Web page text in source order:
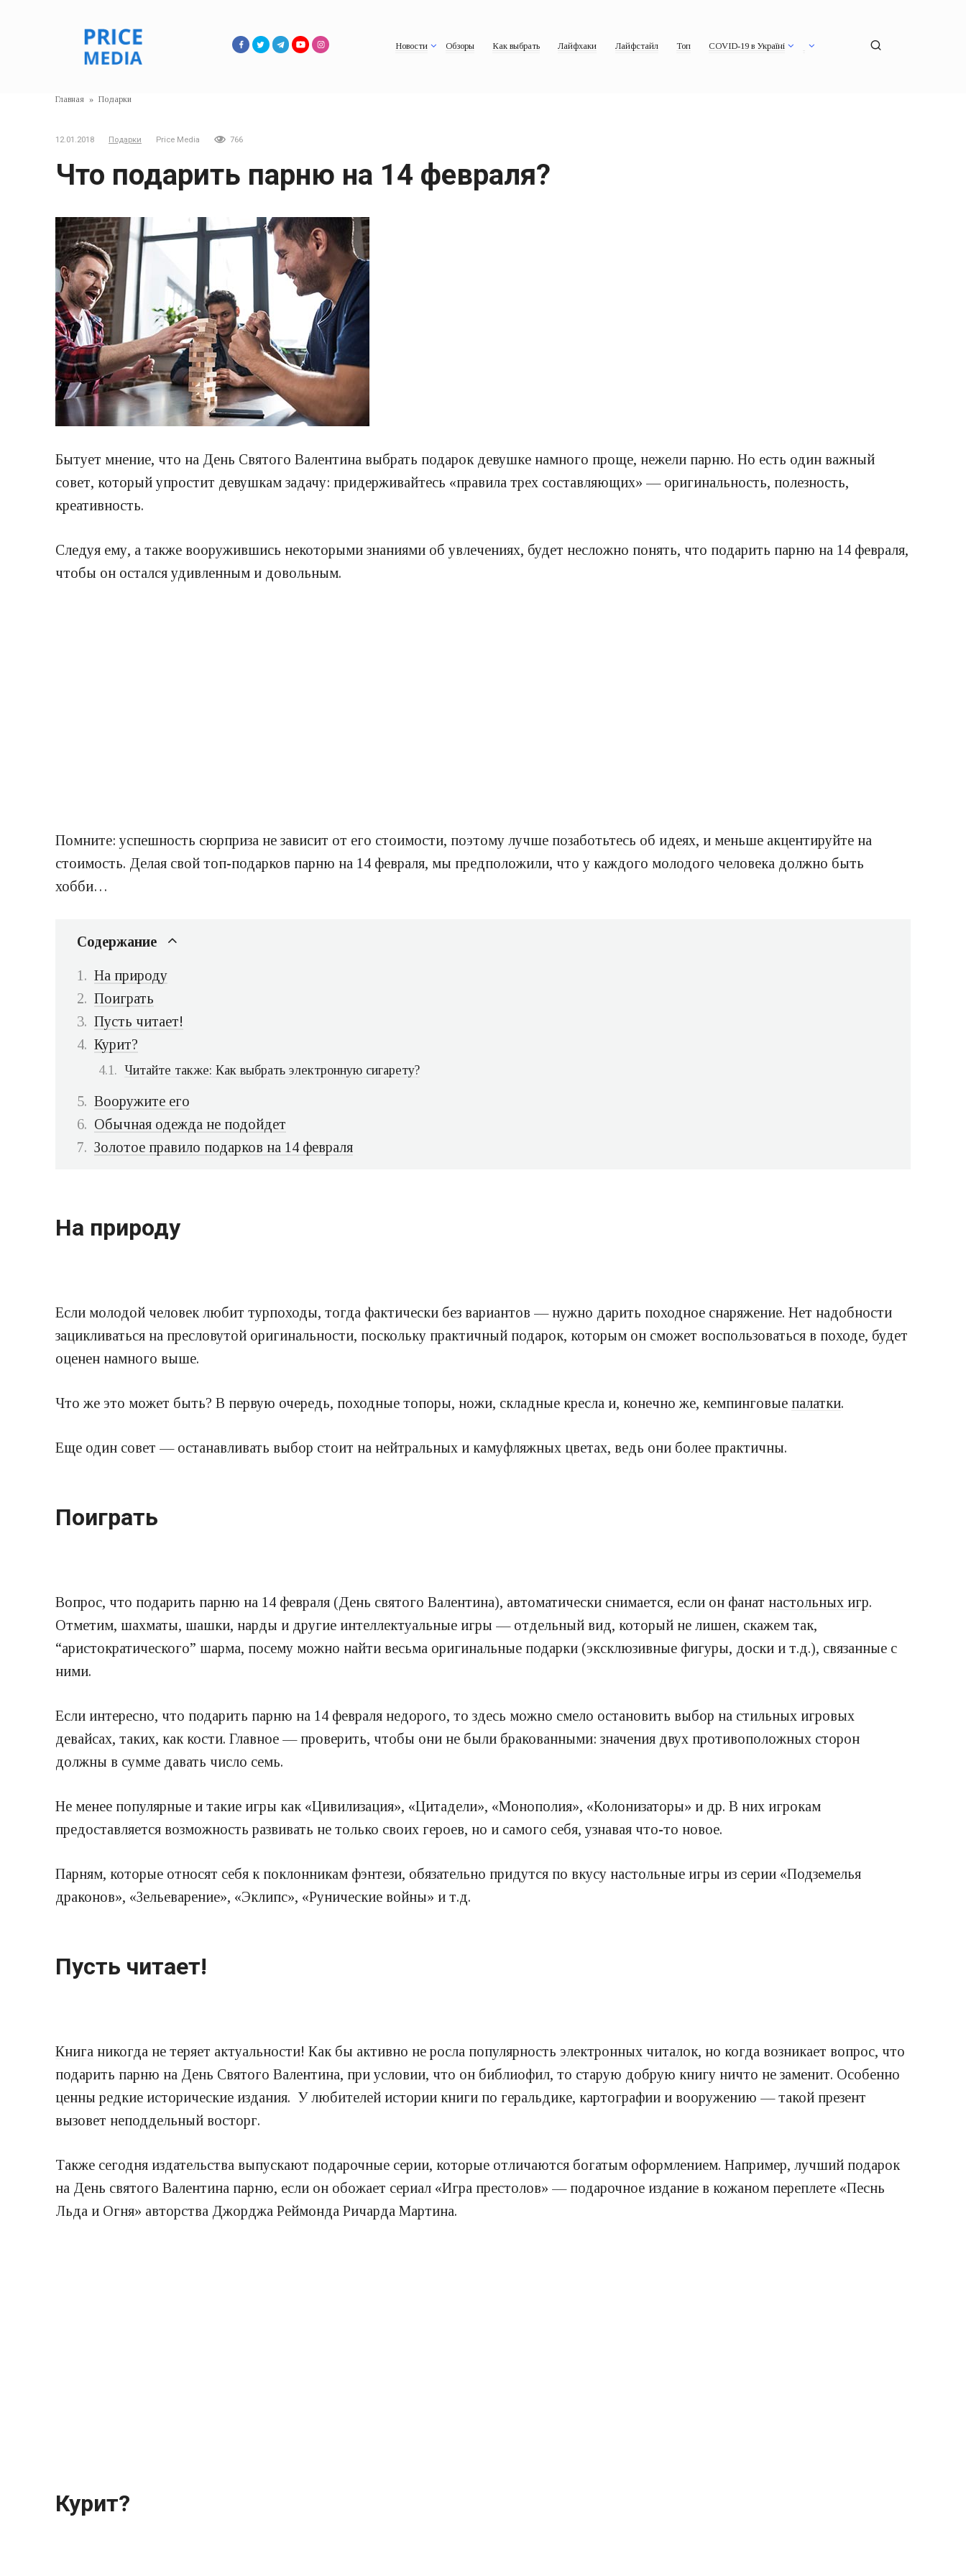
Новости Обзоры Как выбрать Лайфхаки Лайфстайл Топ COVID-19 в Україні
Главная » Подарки
12.01.2018 Подарки Price Media 766
Что подарить парню на 14 февраля?
Бытует мнение, что на День Святого Валентина выбрать подарок девушке намного проще, нежели парню. Но есть один важный
совет, который упростит девушкам задачу: придерживайтесь «правила трех составляющих» — оригинальность, полезность,
креативность.
Следуя ему, а также вооружившись некоторыми знаниями об увлечениях, будет несложно понять, что подарить парню на 14 февраля,
чтобы он остался удивленным и довольным.
Помните: успешность сюрприза не зависит от его стоимости, поэтому лучше позаботьтесь об идеях, и меньше акцентируйте на
стоимость. Делая свой топ-подарков парню на 14 февраля, мы предположили, что у каждого молодого человека должно быть
хобби…
Содержание
На природу
Поиграть
Пусть читает!
Курит?
Читайте также: Как выбрать электронную сигарету?
Вооружите его
Обычная одежда не подойдет
Золотое правило подарков на 14 февраля
На природу
Если молодой человек любит турпоходы, тогда фактически без вариантов — нужно дарить походное снаряжение. Нет надобности
зацикливаться на пресловутой оригинальности, поскольку практичный подарок, которым он сможет воспользоваться в походе, будет
оценен намного выше.
Что же это может быть? В первую очередь, походные топоры, ножи, складные кресла и, конечно же, кемпинговые палатки.
Еще один совет — останавливать выбор стоит на нейтральных и камуфляжных цветах, ведь они более практичны.
Поиграть
Вопрос, что подарить парню на 14 февраля (День святого Валентина), автоматически снимается, если он фанат настольных игр.
Отметим, шахматы, шашки, нарды и другие интеллектуальные игры — отдельный вид, который не лишен, скажем так,
“аристократического” шарма, посему можно найти весьма оригинальные подарки (эксклюзивные фигуры, доски и т.д.), связанные с
ними.
Если интересно, что подарить парню на 14 февраля недорого, то здесь можно смело остановить выбор на стильных игровых
девайсах, таких, как кости. Главное — проверить, чтобы они не были бракованными: значения двух противоположных сторон
должны в сумме давать число семь.
Не менее популярные и такие игры как «Цивилизация», «Цитадели», «Монополия», «Колонизаторы» и др. В них игрокам
предоставляется возможность развивать не только своих героев, но и самого себя, узнавая что-то новое.
Парням, которые относят себя к поклонникам фэнтези, обязательно придутся по вкусу настольные игры из серии «Подземелья
драконов», «Зельеварение», «Эклипс», «Рунические войны» и т.д.
Пусть читает!
Книга никогда не теряет актуальности! Как бы активно не росла популярность электронных читалок, но когда возникает вопрос, что
подарить парню на День Святого Валентина, при условии, что он библиофил, то старую добрую книгу ничто не заменит. Особенно
ценны редкие исторические издания. У любителей истории книги по геральдике, картографии и вооружению — такой презент
вызовет неподдельный восторг.
Также сегодня издательства выпускают подарочные серии, которые отличаются богатым оформлением. Например, лучший подарок
на День святого Валентина парню, если он обожает сериал «Игра престолов» — подарочное издание в кожаном переплете «Песнь
Льда и Огня» авторства Джорджа Реймонда Ричарда Мартина.
Курит?